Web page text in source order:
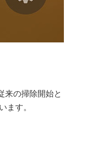
来の掃除開始と
ます。